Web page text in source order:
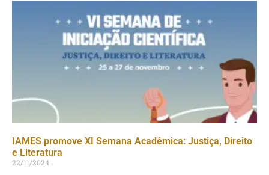
IAMES promove XI Semana Acadêmica: Justiça, Direito
e Literatura
22/11/2024